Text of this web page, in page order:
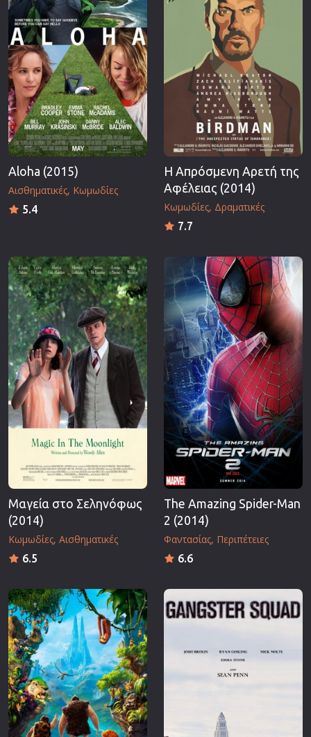
Aloha (2015)
Αισθηματικές Κωμωδίες
5.4
Η Απρόσμενη Αρετή της
Αφέλειας (2014)
Κωμωδίες Δραματικές
7.7
Μαγεία στο Σεληνόφως
(2014)
Κωμωδίες Αισθηματικές
6.5
The Amazing Spider-Man
2 (2014)
Φαντασίας Περιπέτειες
6.6